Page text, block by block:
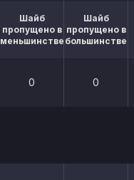
Шайб
пропущено в
меньшинстве
Шайб
пропущено в
большинстве
0 0